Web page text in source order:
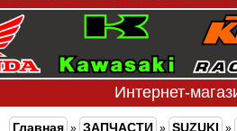
Интернет-
Главная » ЗАПЧАСТИ » SUZUKI »